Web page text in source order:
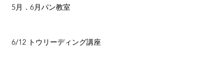
5月．6月パン教室
6/12 トウリーディング講座